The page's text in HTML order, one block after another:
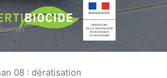
08 : dératisation